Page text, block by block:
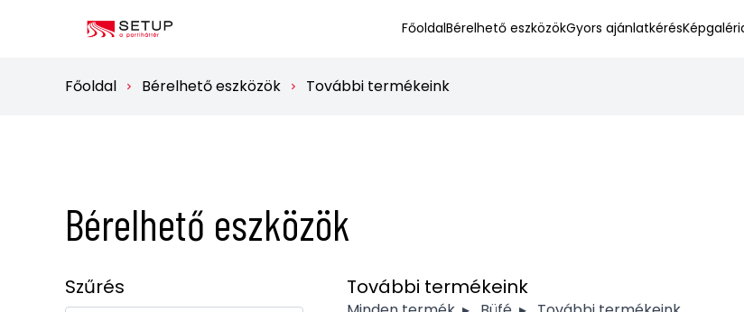
FőoldalBérelhető eszközökGyors ajánlatkérés
Főoldal Bérelhető eszközök További termékeink
Bérelhető eszközök
Szűrés További termékeink